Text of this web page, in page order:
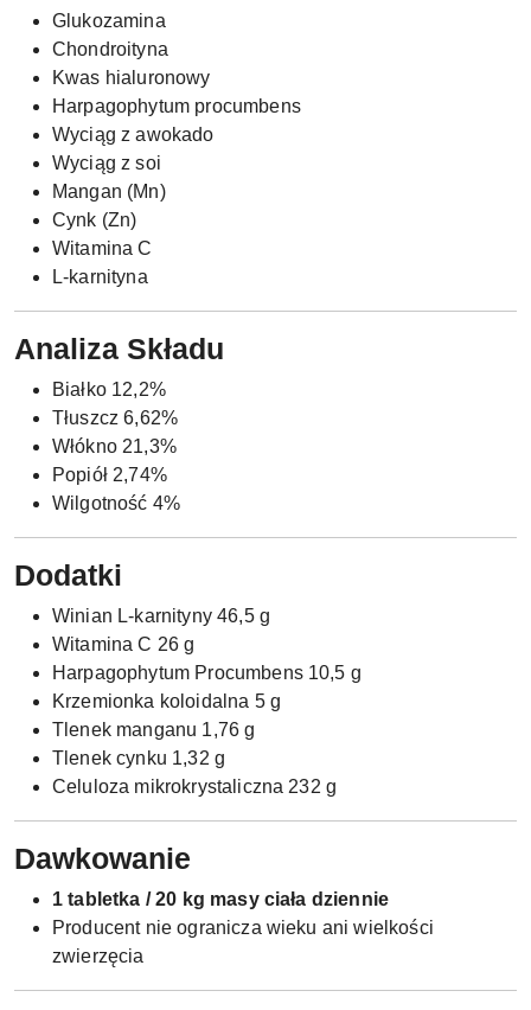
Glukozamina
Chondroityna
Kwas hialuronowy
Harpagophytum procumbens
Wyciąg z awokado
Wyciąg z soi
Mangan (Mn)
Cynk (Zn)
Witamina C
L-karnityna
Analiza Składu
Białko 12,2%
Tłuszcz 6,62%
Włókno 21,3%
Popiół 2,74%
Wilgotność 4%
Dodatki
Winian L-karnityny 46,5 g
Witamina C 26 g
Harpagophytum Procumbens 10,5 g
Krzemionka koloidalna 5 g
Tlenek manganu 1,76 g
Tlenek cynku 1,32 g
Celuloza mikrokrystaliczna 232 g
Dawkowanie
1 tabletka / 20 kg masy ciała dziennie
Producent nie ogranicza wieku ani wielkości
zwierzęcia